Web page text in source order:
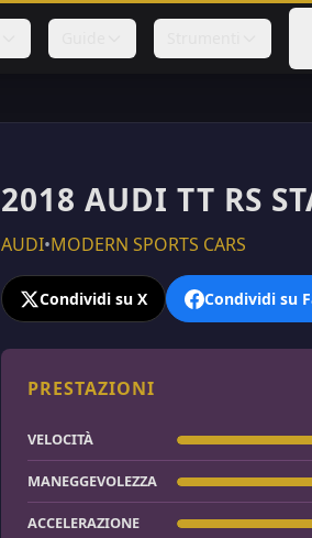
2018 AUDI TT RS
AUDI•MODERN SPORTS CARS
Condividi su X Condividi su
PRESTAZIONI
VELOCITÀ
MANEGGEVOLEZZA
ACCELERAZIONE